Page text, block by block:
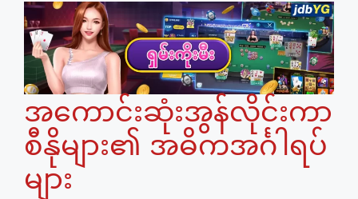
အကောင်းဆုံးအွန်လိုင်းကာ
စီနိုများ၏ အဓိကအင်္ဂါရပ်
များ